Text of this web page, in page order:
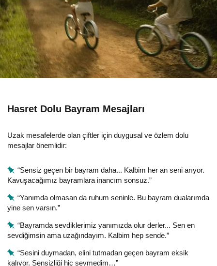
Hasret Dolu Bayram Mesajları
Uzak mesafelerde olan çiftler için duygusal ve özlem dolu
mesajlar önemlidir:
“Sensiz geçen bir bayram daha... Kalbim her an seni arıyor.
Kavuşacağımız bayramlara inancım sonsuz.”
“Yanımda olmasan da ruhum seninle. Bu bayram dualarımda
yine sen varsın.”
“Bayramda sevdiklerimiz yanımızda olur derler... Sen en
sevdiğimsin ama uzağındayım. Kalbim hep sende.”
“Sesini duymadan, elini tutmadan geçen bayram eksik
kalıyor. Sensizliği hiç sevmedim…”